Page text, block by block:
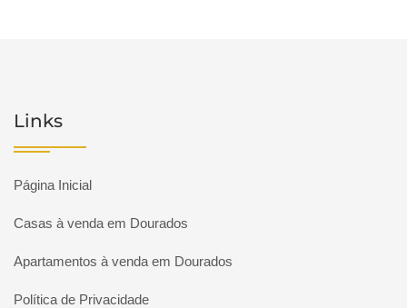
Links
Página Inicial
Casas à venda em Dourados
Apartamentos à venda em Dourados
Política de Privacidade